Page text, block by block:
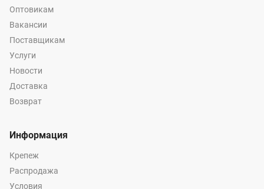
Оптовикам
Вакансии
Поставщикам
Услуги
Новости
Доставка
Возврат
Информация
Крепеж
Распродажа
Условия